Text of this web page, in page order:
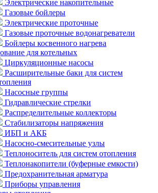
Электрические накопительные
Газовые бойлеры
Электрические проточные
Газовые проточные водонагреватели
Бойлеры косвенного нагрева
для котельных
Циркуляционные насосы
Расширительные баки для систем
Насосные группы
Гидравлические стрелки
Распределительные коллекторы
Стабилизаторы напряжения
ИБП и АКБ
Насосно-смесительные узлы
Теплоноситель для систем отопления
Теплонакопители (буферные емкости)
Предохранительная арматура
Приборы управления